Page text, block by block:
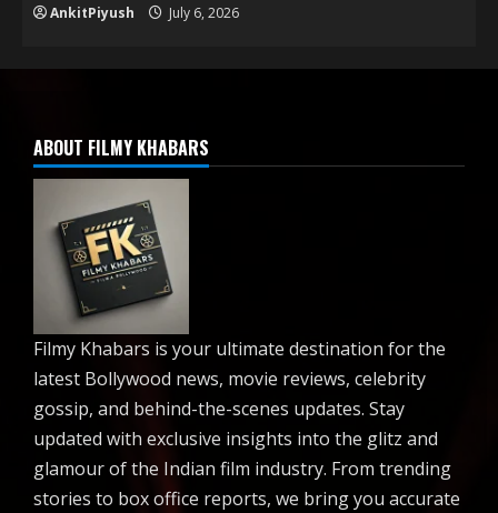
AnkitPiyush July 6, 2026
ABOUT FILMY KHABARS
Filmy Khabars is your ultimate destination for the
latest Bollywood news, movie reviews, celebrity
gossip, and behind-the-scenes updates. Stay
updated with exclusive insights into the glitz and
glamour of the Indian film industry. From trending
stories to box office reports, we bring you accurate